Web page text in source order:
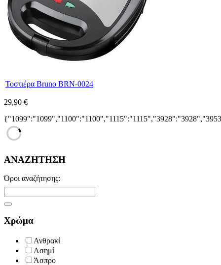
Τοστιέρα Bruno BRN-0024
29,90 €
ΑΝΑΖΗΤΗΣΗ
Όροι αναζήτησης:
Χρώμα
Ανθρακί
Ασημί
Άσπρο